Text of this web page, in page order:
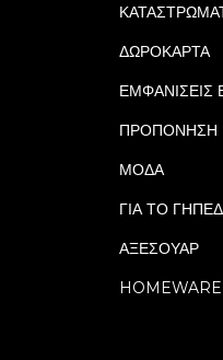
ΔΩΡΟΚΑΡΤΑ
ΕΜΦΑΝΙΣΕΙΣ
ΠΡΟΠΟΝΗΣΗ
ΜΟΔΑ
ΓΙΑ ΤΟ
ΑΞΕΣΟΥΑΡ
HOMEWARE